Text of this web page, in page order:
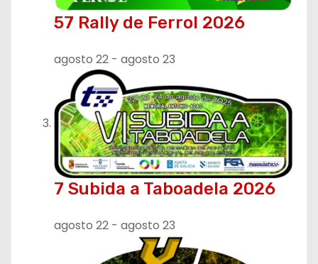
57 Rally de Ferrol 2026
agosto 22 - agosto 23
7 Subida a Taboadela 2026
agosto 22 - agosto 23